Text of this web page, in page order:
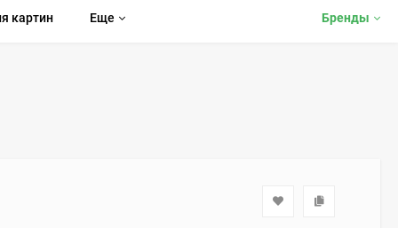
Бренды
картин Еще